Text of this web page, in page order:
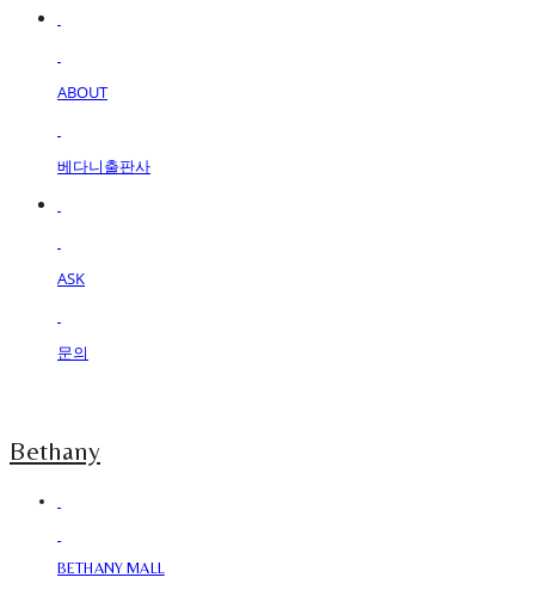
ABOUT
베다니출판사
ASK
문의
Bethany
BETHANY MALL